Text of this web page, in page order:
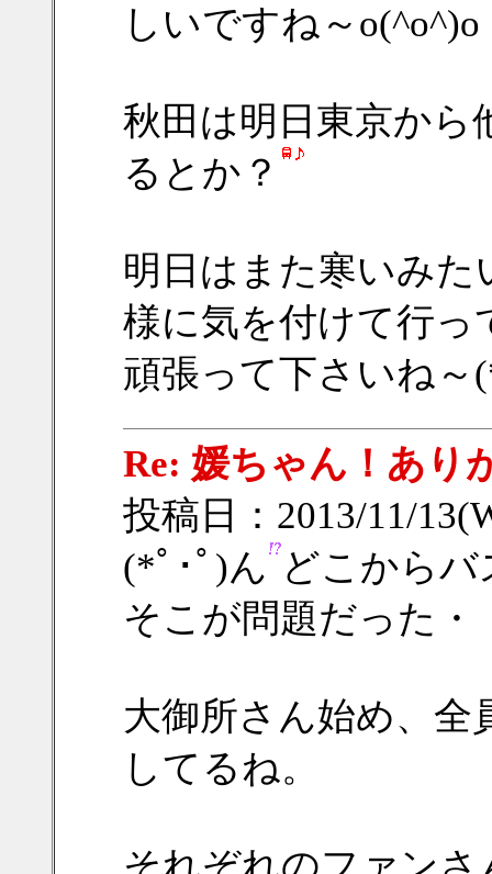
しいですね～o(^o^)o
秋田は明日東京から
るとか？
明日はまた寒いみ
様に気を付けて行
頑張って下さいね～
Re: 媛ちゃん！あり
投稿日：2013/11/
(*ﾟ･ﾟ)ん どこから
そこが問題だった
大御所さん始め、全
してるね。
それぞれのファン